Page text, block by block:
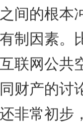
间的根本
制因素。
联网公共
财产的讨
非常初步